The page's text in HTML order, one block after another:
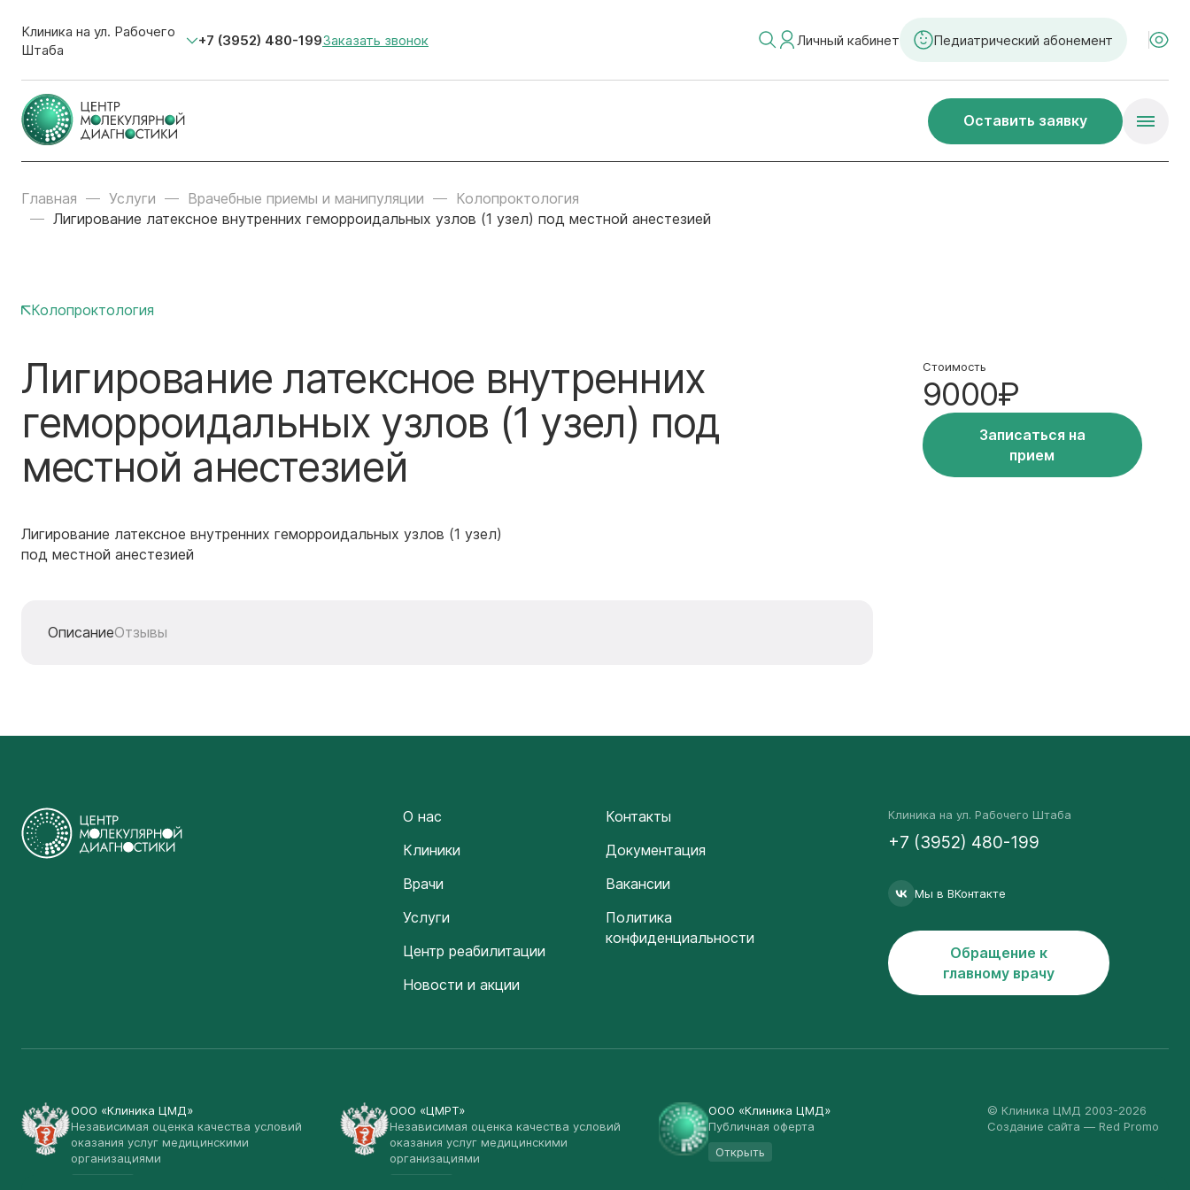
Клиника на ул. Рабочего
Штаба
+7 (3952) 480-199Заказать звонок Личный кабинет Педиатрический абонемент
Оставить заявку
Главная Услуги Врачебные приемы и манипуляции
Колопроктология
Лигирование латексное внутренних геморроидальных узлов (1 узел) под местной анестезией
Колопроктология
Лигирование латексное внутренних
геморроидальных узлов (1 узел) под
местной анестезией
Лигирование латексное внутренних геморроидальных узлов (1 узел)
под местной анестезией
ОписаниеОтзывы
Стоимость
9000₽
Записаться на
прием
О нас
Клиники
Врачи
Услуги
Центр реабилитации
Новости и акции
Контакты
Документация
Вакансии
Политика
конфиденциальности
Клиника на ул. Рабочего Штаба
+7 (3952) 480-199
Мы в ВКонтакте
Обращение к
главному врачу
ООО «Клиника ЦМД»
Независимая оценка качества условий
оказания услуг медицинскими
организациями
ООО «ЦМРТ»
Независимая оценка качества условий
оказания услуг медицинскими
организациями
ООО «Клиника ЦМД»
Публичная оферта
Открыть
© Клиника ЦМД 2003-2026
Создание сайта — Red Promo